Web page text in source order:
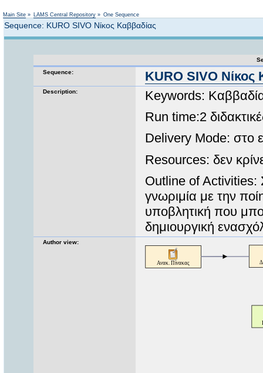
Main Site » LAMS Central Repository » One Sequence
Sequence: KURO SIVO Νίκος Καββαδίας
Sequence:
KURO SIVO Νίκος
Description:
Keywords:
Run time:2
Delivery Mode: στο
Resources: δεν
Outline of Activities:
γνωριμία με την
υποβλητική που
δημιουργική
Author view: